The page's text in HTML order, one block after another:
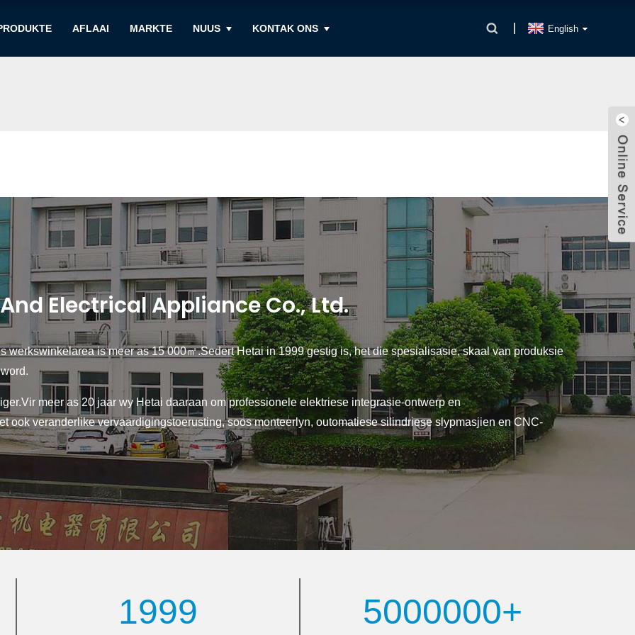
AFLAAI MARKTE NUUS KONTAK ONS English
Electrical Appliance Co., Ltd.
werkswinkelarea is meer as 15 000㎡.Sedert Hetai in 1999 gestig is, het die spesialisasie, skaal van produksie
meer as 20 jaar wy Hetai daaraan om professionele elektriese integrasie-ontwerp en
ook veranderlike vervaardigingstoerusting, soos monteerlyn, outomatiese silindriese slypmasjien en CNC-
1999 5000000+